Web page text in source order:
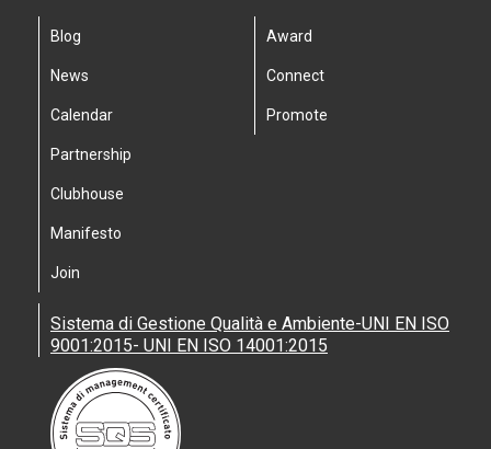
Blog
News
Calendar
Partnership
Clubhouse
Manifesto
Join
Award
Connect
Promote
Sistema di Gestione Qualità e Ambiente-UNI EN ISO
9001:2015- UNI EN ISO 14001:2015